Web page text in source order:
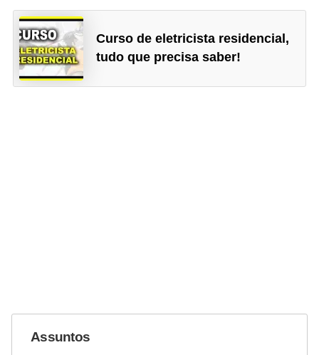
Curso de eletricista residencial,
tudo que precisa saber!
Assuntos
n
t
o
s
o